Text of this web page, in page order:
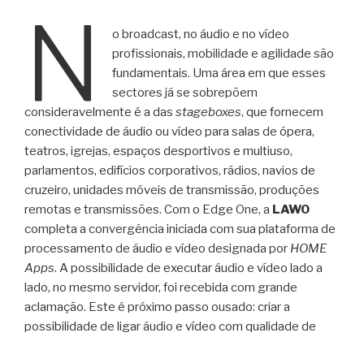
N
o broadcast, no áudio e no vídeo
profissionais, mobilidade e agilidade são
fundamentais. Uma área em que esses
sectores já se sobrepõem
consideravelmente é a das stageboxes, que fornecem
conectividade de áudio ou vídeo para salas de ópera,
teatros, igrejas, espaços desportivos e multiuso,
parlamentos, edifícios corporativos, rádios, navios de
cruzeiro, unidades móveis de transmissão, produções
remotas e transmissões. Com o Edge One, a LAWO
completa a convergência iniciada com sua plataforma de
processamento de áudio e vídeo designada por HOME
Apps. A possibilidade de executar áudio e vídeo lado a
lado, no mesmo servidor, foi recebida com grande
aclamação. Este é próximo passo ousado: criar a
possibilidade de ligar áudio e vídeo com qualidade de